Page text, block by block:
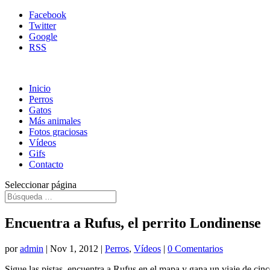
Facebook
Twitter
Google
RSS
Inicio
Perros
Gatos
Más animales
Fotos graciosas
Vídeos
Gifs
Contacto
Seleccionar página
Encuentra a Rufus, el perrito Londinense
poradmin | Nov 1, 2012 | Perros, Vídeos | 0 Comentarios